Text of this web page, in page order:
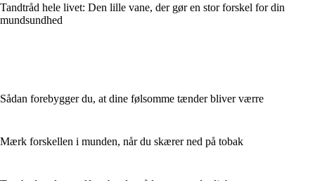
Tandtråd hele livet: Den lille vane, der gør en stor forskel for din
mundsundhed
Sådan forebygger du, at dine følsomme tænder bliver værre
Mærk forskellen i munden, når du skærer ned på tobak